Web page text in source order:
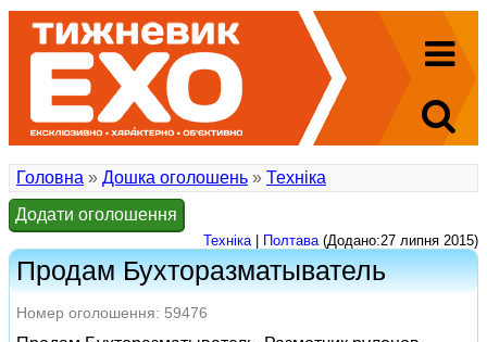
Головна » Дошка оголошень » Техніка
Додати оголошення
Техніка| Полтава(Додано:27 липня 2015)
Продам Бухторазматыватель
Номер оголошення: 59476